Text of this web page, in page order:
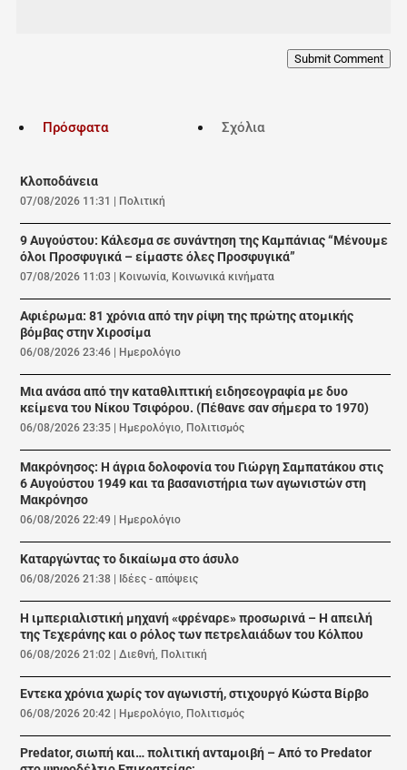
Submit Comment
Πρόσφατα Σχόλια
Κλοποδάνεια
07/08/2026 11:31 Πολιτική
9 Αυγούστου: Κάλεσμα σε συνάντηση της Καμπάνιας “Μένουμε
όλοι Προσφυγικά – είμαστε όλες Προσφυγικά”
07/08/2026 11:03 Κοινωνία, Κοινωνικά κινήματα
Αφιέρωμα: 81 χρόνια από την ρίψη της πρώτης ατομικής
βόμβας στην Χιροσίμα
06/08/2026 23:46 Ημερολόγιο
Μια ανάσα από την καταθλιπτική ειδησεογραφία με δυο
κείμενα του Νίκου Τσιφόρου. (Πέθανε σαν σήμερα το 1970)
06/08/2026 23:35 Ημερολόγιο, Πολιτισμός
Μακρόνησος: Η άγρια δολοφονία του Γιώργη Σαμπατάκου στις
6 Αυγούστου 1949 και τα βασανιστήρια των αγωνιστών στη
Μακρόνησο
06/08/2026 22:49 Ημερολόγιο
Καταργώντας το δικαίωμα στο άσυλο
06/08/2026 21:38 Ιδέες - απόψεις
Η ιμπεριαλιστική μηχανή «φρέναρε» προσωρινά – Η απειλή
της Τεχεράνης και ο ρόλος των πετρελαιάδων του Κόλπου
06/08/2026 21:02 |Διεθνή, Πολιτική
Εντεκα χρόνια χωρίς τον αγωνιστή, στιχουργό Κώστα Βίρβο
06/08/2026 20:42 Ημερολόγιο, Πολιτισμός
Predator, σιωπή και… πολιτική ανταμοιβή – Από το Predator